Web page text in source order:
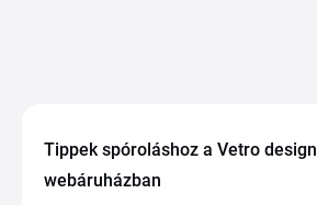
Tippek spóroláshoz a Vetro design
webáruházban